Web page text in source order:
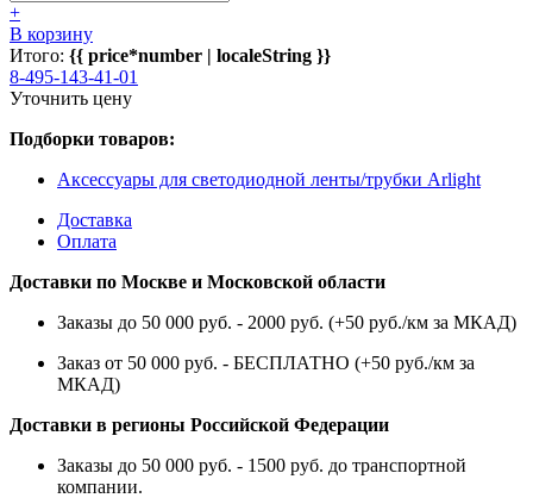
+
В корзину
Итого: {{ price*number | localeString }}
8-495-143-41-01
Уточнить цену
Подборки товаров:
Аксессуары для светодиодной ленты/трубки Arlight
Доставка
Оплата
Доставки по Москве и Московской области
Заказы до 50 000 руб. - 2000 руб. (+50 руб./км за МКАД)
Заказ от 50 000 руб. - БЕСПЛАТНО (+50 руб./км за
МКАД)
Доставки в регионы Российской Федерации
Заказы до 50 000 руб. - 1500 руб. до транспортной
компании.